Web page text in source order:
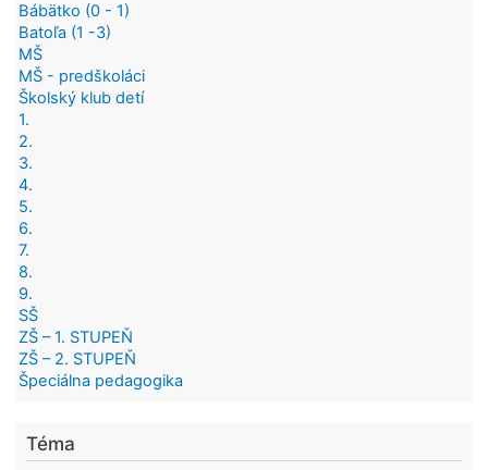
Bábätko (0 - 1)
Batoľa (1 -3)
MŠ
MŠ - predškoláci
Školský klub detí
1.
2.
3.
4.
5.
6.
7.
8.
9.
SŠ
ZŠ – 1. STUPEŇ
ZŠ – 2. STUPEŇ
Špeciálna pedagogika
Téma